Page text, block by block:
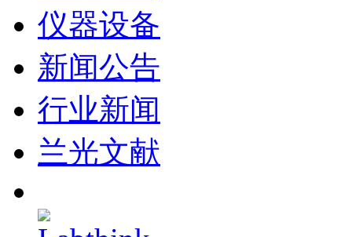
仪器设备
新闻公告
行业新闻
兰光文献